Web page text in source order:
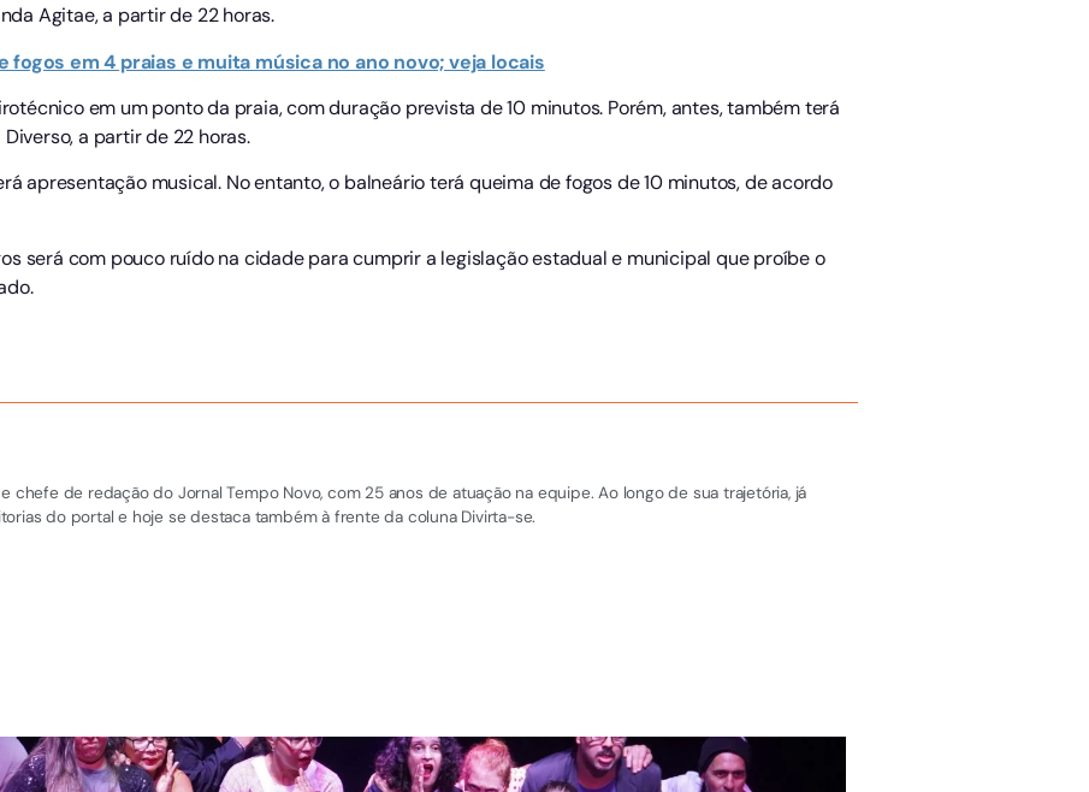
Agitae, a partir de 22 horas.
fogos em 4 praias e muita música no ano novo; veja locais
em um ponto da praia, com duração prevista de 10 minutos. Porém, antes, também terá
a partir de 22 horas.
apresentação musical. No entanto, o balneário terá queima de fogos de 10 minutos, de acordo
será com pouco ruído na cidade para cumprir a legislação estadual e municipal que proíbe o
chefe de redação do Jornal Tempo Novo, com 25 anos de atuação na equipe. Ao longo de sua trajetória, já
do portal e hoje se destaca também à frente da coluna Divirta-se.